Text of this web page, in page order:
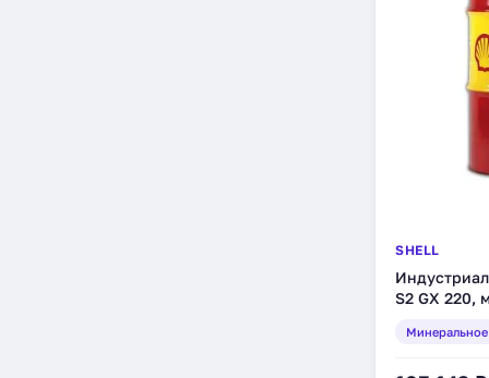
SHELL
S2 GX 220,
Минеральное